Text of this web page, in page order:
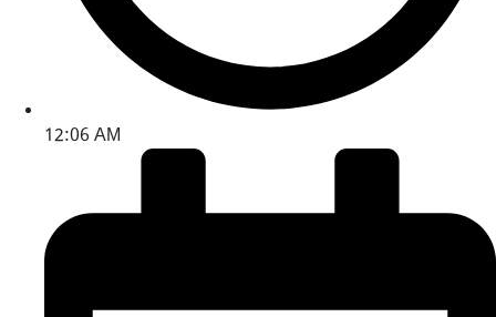
12:06 AM